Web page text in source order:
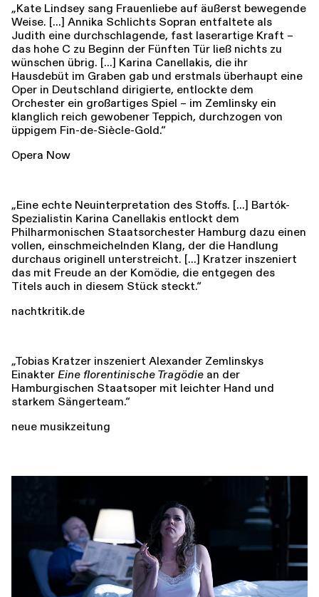
„Kate Lindsey sang Frauenliebe auf äußerst bewegende
Weise. [...] Annika Schlichts Sopran entfaltete als
Judith eine durchschlagende, fast laserartige Kraft –
das hohe C zu Beginn der Fünften Tür ließ nichts zu
wünschen übrig. [...] Karina Canellakis, die ihr
Hausdebüt im Graben gab und erstmals überhaupt eine
Oper in Deutschland dirigierte, entlockte dem
Orchester ein großartiges Spiel – im Zemlinsky ein
klanglich reich gewobener Teppich, durchzogen von
üppigem Fin-de-Siècle-Gold.“
Opera Now
„Eine echte Neuinterpretation des Stoffs. [...] Bartók-
Spezialistin Karina Canellakis entlockt dem
Philharmonischen Staatsorchester Hamburg dazu einen
vollen, einschmeichelnden Klang, der die Handlung
durchaus originell unterstreicht. [...] Kratzer inszeniert
das mit Freude an der Komödie, die entgegen des
Titels auch in diesem Stück steckt.“
nachtkritik.de
„Tobias Kratzer inszeniert Alexander Zemlinskys
Einakter Eine florentinische Tragödie an der
Hamburgischen Staatsoper mit leichter Hand und
starkem Sängerteam.“
neue musikzeitung